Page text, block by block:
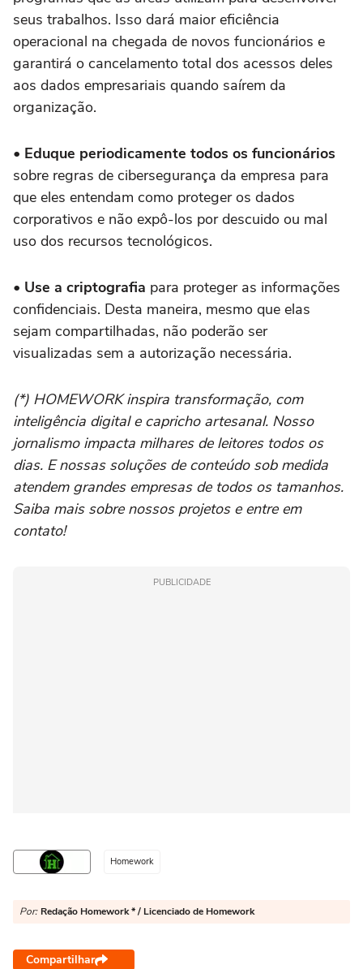
seus trabalhos. Isso dará maior eficiência
operacional na chegada de novos funcionários e
garantirá o cancelamento total dos acessos deles
aos dados empresariais quando saírem da
organização.
• Eduque periodicamente todos os funcionários
sobre regras de cibersegurança da empresa para
que eles entendam como proteger os dados
corporativos e não expô-los por descuido ou mal
uso dos recursos tecnológicos.
• Use a criptografia para proteger as informações
confidenciais. Desta maneira, mesmo que elas
sejam compartilhadas, não poderão ser
visualizadas sem a autorização necessária.
(*) HOMEWORK inspira transformação, com
inteligência digital e capricho artesanal. Nosso
jornalismo impacta milhares de leitores todos os
dias. E nossas soluções de conteúdo sob medida
atendem grandes empresas de todos os tamanhos.
Saiba mais sobre nossos projetos e entre em
contato!
PUBLICIDADE
Homework
Por: Redação Homework * / Licenciado de Homework
Compartilhar